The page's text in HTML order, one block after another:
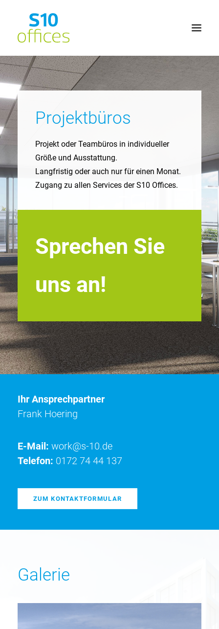
Home
Seminarräume
Service
Kontakt
Projektbüros
Projekt oder Teambüros in individueller
Größe und Ausstattung.
Langfristig oder auch nur für einen Monat.
Zugang zu allen Services der S10 Offices.
Sprechen Sie
uns an!
Ihr Ansprechpartner
Frank Hoering
E-Mail: work@s-10.de
Telefon: 0172 74 44 137
ZUM KONTAKTFORMULAR
Galerie